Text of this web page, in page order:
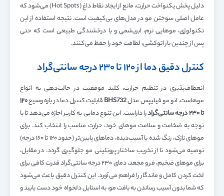
دلیل پخش یکنواخت حرارت، مانع از ایجاد نقاط داغ (Hot Spots) می‌شود که
عامل اصلی سوختن مو در مدل‌های بی‌کیفیت است. نتیجه استفاده از این
تکنولوژی، موهایی نرم، ابریشمی و با درخشندگی طبیعی است که حتی
پس از چندین بار اتوکشی، لطافت خود را حفظ می‌کنند.
کنترل دقیق دما از ۱۲۰ تا ۲۳۰ درجه سانتی‌گراد
انعطاف‌پذیری در تنظیم حرارت، کلید موفقیت در حالت‌دهی به انواع
موهاست. اتو مو فیلیپس مدلBHS732 قابلیت کنترل دما در بازه وسیع۱۲۰
تا۲۳۰درجه سانتی‌گرادرا داراست. این تنوع دمایی به کاربر اجازه می‌دهد تا با
توجه به ضخامت و سلامت موهای خود، حرارت مناسب را انتخاب کند. برای
موهای نازک، رنگ شده یا آسیب‌دیده، دماهای پایین‌تر (حدود ۱۲۰ تا ۱۶۰ درجه)
توصیه می‌شود تا از تخریب ساختار پروتئینی مو جلوگیری گردد. در مقابل،
برای موهای ضخیم، فر و مجعد، دمای ۲۳۰ درجه سانتی‌گراد قدرت کافی برای
لخت کردن کامل و ماندگار را فراهم می‌آورد. این کنترل دقیق باعث می‌شود
که شما بدون آسیب رساندن به بافت مو، به استایل دلخواه خود دست یابید و